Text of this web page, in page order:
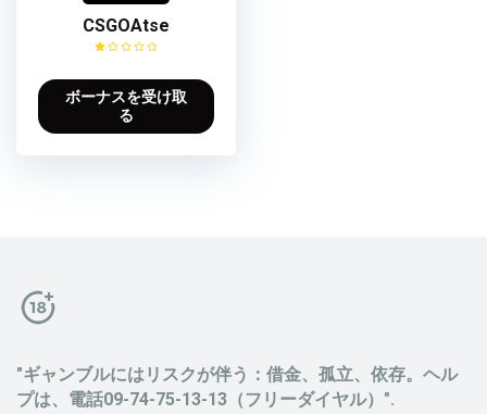
CSGOAtse
ボーナスを受け取
る
"ギャンブルにはリスクが伴う：借金、孤立、依存。ヘル
プは、電話09-74-75-13-13（フリーダイヤル）".